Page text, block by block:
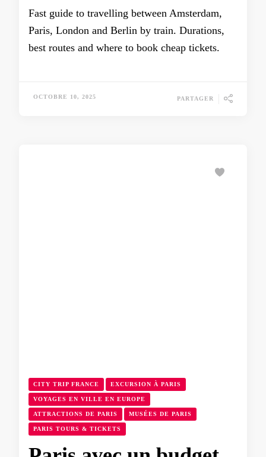
Fast guide to travelling between Amsterdam,
Paris, London and Berlin by train. Durations,
best routes and where to book cheap tickets.
OCTOBRE 10, 2025 PARTAGER
CITY TRIP FRANCE EXCURSION À PARIS
VOYAGES EN VILLE EN EUROPE
ATTRACTIONS DE PARIS MUSÉES DE PARIS
PARIS TOURS & TICKETS